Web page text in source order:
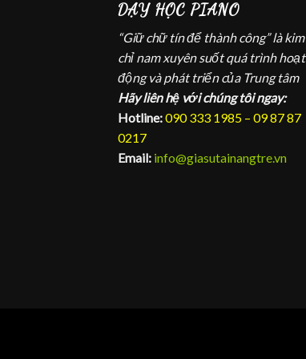
DẠY HỌC PIANO
“Giữ chữ tín để thành công” là kim
chỉ nam xuyên suốt quá trình hoạt
động và phát triển của Trung tâm
Hãy liên hệ với chúng tôi ngay:
Hotline:090 333 1985 – 09 87 87
0217
Email: info@giasutainangtre.vn